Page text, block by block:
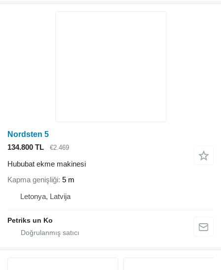
Nordsten 5
134.800 TL
€2.469
Hububat ekme makinesi
Kapma genişliği 5 m
Letonya, Latvija
Petriks un Ko